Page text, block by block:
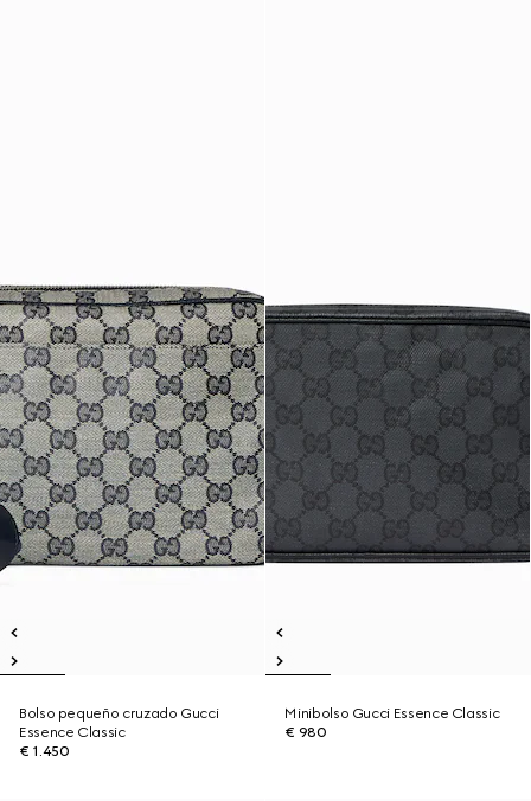
Bolso pequeño cruzado Gucci
Essence Classic
€ 1.450
Minibolso Gucci Essence Classic
€ 980